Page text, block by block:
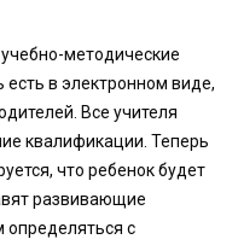
методические
есть в электронном виде,
Все учителя
квалификации. Теперь
что ребенок будет
развивающие
определяться с